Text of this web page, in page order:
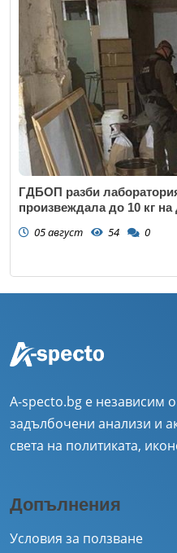
ГДБОП разби
произвеждала до 10 кг на
05 август 54 0
A-specto.bg е независим
задълбочени анализи и
света на политиката,
Допълнения
Условия за ползване